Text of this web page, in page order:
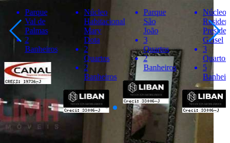
Núcleo
Habitacional
Mary
Dota
2
2
Banheiros
Parque
São
João
3
Quartos
2
Banheiros
Núcleo
Residencial
Presidente
Geisel
3
Quartos
5
Banheiros
Centro
2
Quartos
1
Últimos Imóveis Visitados